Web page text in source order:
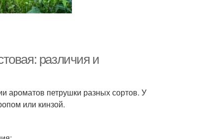
различия и
ароматов петрушки разных сортов. У
или кинзой.